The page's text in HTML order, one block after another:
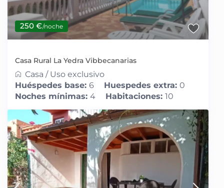
250 €/noche
Casa Rural La Yedra Vibbecanarias
Casa / Uso exclusivo
Huéspedes base: 6 Huespedes extra: 0
Noches mínimas: 4 Habitaciones: 10